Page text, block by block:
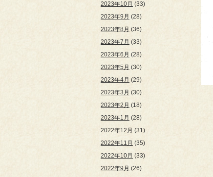
2023年10月 (33)
2023年9月 (28)
2023年8月 (36)
2023年7月 (33)
2023年6月 (28)
2023年5月 (30)
2023年4月 (29)
2023年3月 (30)
2023年2月 (18)
2023年1月 (28)
2022年12月 (31)
2022年11月 (35)
2022年10月 (33)
2022年9月 (26)